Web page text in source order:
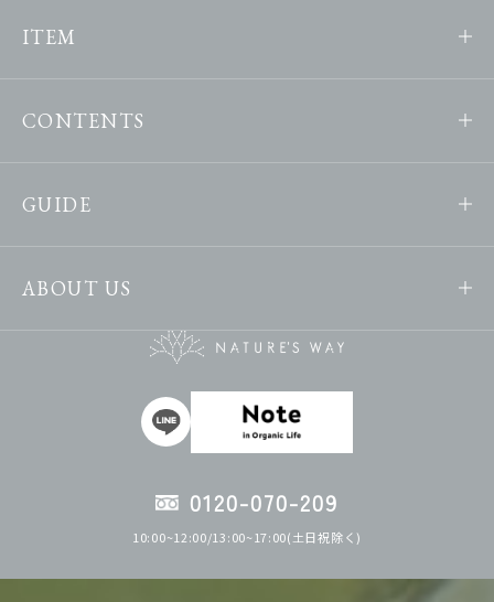
ITEM
CONTENTS
GUIDE
ABOUT US
0120-070-209
10:00~12:00/13:00~17:00(土日祝除く)